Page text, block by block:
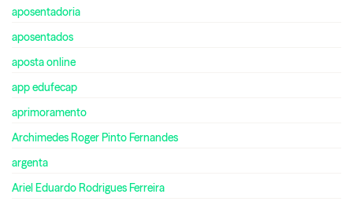
aposentadoria
aposentados
aposta online
app edufecap
aprimoramento
Archimedes Roger Pinto Fernandes
argenta
Ariel Eduardo Rodrigues Ferreira